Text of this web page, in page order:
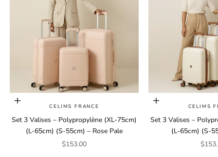
Ajouter au panierCELIMS FRANCE
Set 3 Valises – Polypropylène (XL-75cm)
(L-65cm) (S-55cm) – Rose Pale
Prix de vente
$153.00
Ajouter au panier
CELIMS
Set 3 Valises –
(L-65cm) (S-
Prix